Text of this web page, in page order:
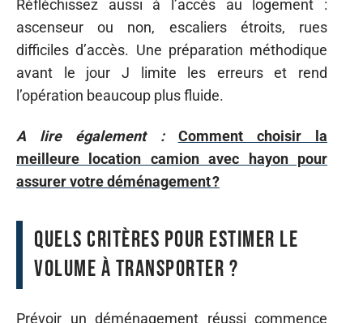
Réfléchissez aussi à l’accès au logement :
ascenseur ou non, escaliers étroits, rues
difficiles d’accès. Une préparation méthodique
avant le jour J limite les erreurs et rend
l’opération beaucoup plus fluide.
A lire également :
Comment choisir la
meilleure location camion avec hayon pour
assurer votre déménagement ?
Quels critères pour estimer le
volume à transporter ?
Prévoir un déménagement réussi commence